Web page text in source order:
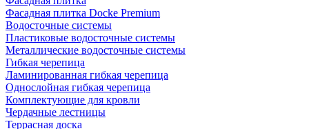
Фасадная плитка Docke Premium
Водосточные системы
Пластиковые водосточные системы
Металлические водосточные системы
Гибкая черепица
Ламинированная гибкая черепица
Однослойная гибкая черепица
Комплектующие для кровли
Чердачные лестницы
Террасная доска